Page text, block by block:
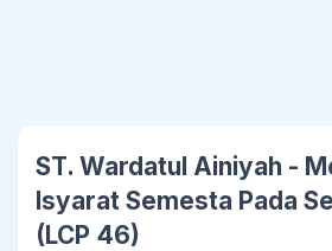
ST. Wardatul Ainiyah -
Isyarat Semesta Pada
(LCP 46)